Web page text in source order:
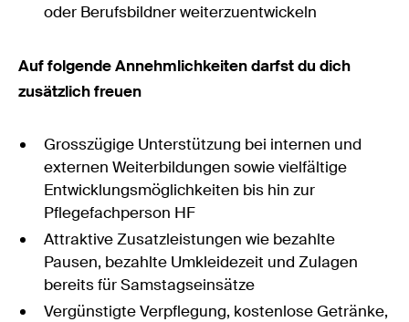
oder Berufsbildner weiterzuentwickeln
Auf folgende Annehmlichkeiten darfst du dich
zusätzlich freuen
Grosszügige Unterstützung bei internen und
externen Weiterbildungen sowie vielfältige
Entwicklungsmöglichkeiten bis hin zur
Pflegefachperson HF
Attraktive Zusatzleistungen wie bezahlte
Pausen, bezahlte Umkleidezeit und Zulagen
bereits für Samstagseinsätze
Vergünstigte Verpflegung, kostenlose Getränke,